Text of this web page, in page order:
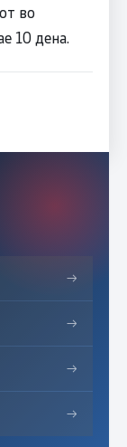
во
10 дена.
→
→
→
→